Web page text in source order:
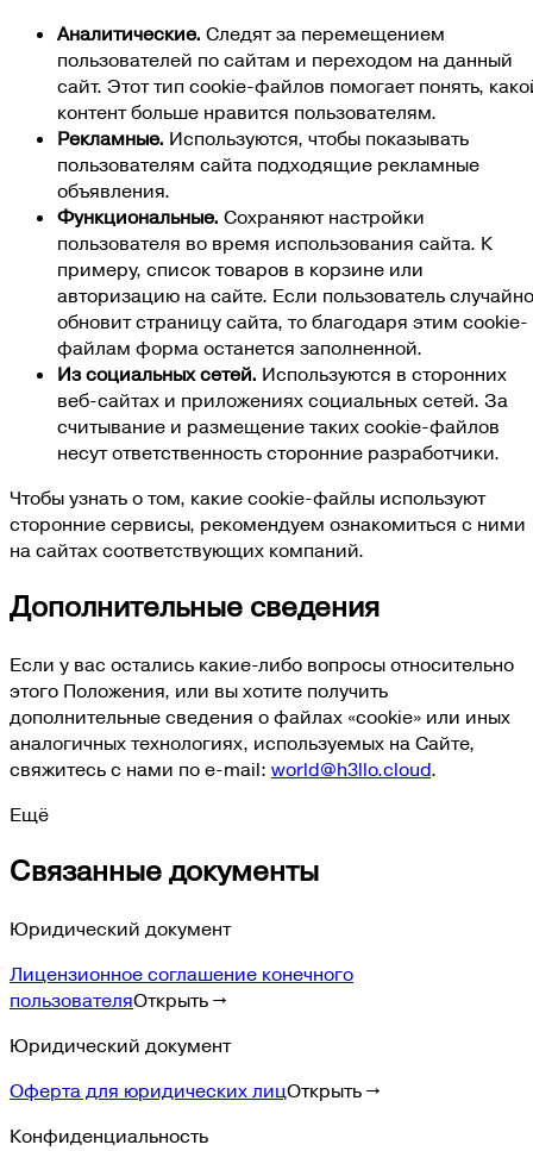
Аналитические. Следят за перемещением
пользователей по сайтам и переходом на данный
сайт. Этот тип cookie-файлов помогает понять,
контент больше нравится пользователям.
Рекламные. Используются, чтобы показывать
пользователям сайта подходящие рекламные
объявления.
Функциональные. Сохраняют настройки
пользователя во время использования сайта. К
примеру, список товаров в корзине или
авторизацию на сайте. Если пользователь случайно
обновит страницу сайта, то благодаря этим cookie-
файлам форма останется заполненной.
Из социальных сетей. Используются в сторонних
веб-сайтах и приложениях социальных сетей. За
считывание и размещение таких cookie-файлов
несут ответственность сторонние разработчики.
Чтобы узнать о том, какие cookie-файлы используют
сторонние сервисы, рекомендуем ознакомиться с ними
на сайтах соответствующих компаний.
Дополнительные сведения
Если у вас остались какие-либо вопросы относительно
этого Положения, или вы хотите получить
дополнительные сведения о файлах «cookie» или иных
аналогичных технологиях, используемых на Сайте,
свяжитесь с нами по e-mail: world@h3llo.cloud.
Ещё
Связанные документы
Юридический документ
Лицензионное соглашение конечного
пользователяОткрыть →
Юридический документ
Оферта для юридических лицОткрыть →
Конфиденциальность